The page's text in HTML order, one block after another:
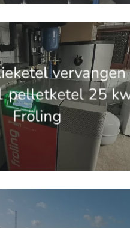
vervangen
pelletketel 25
Fröling